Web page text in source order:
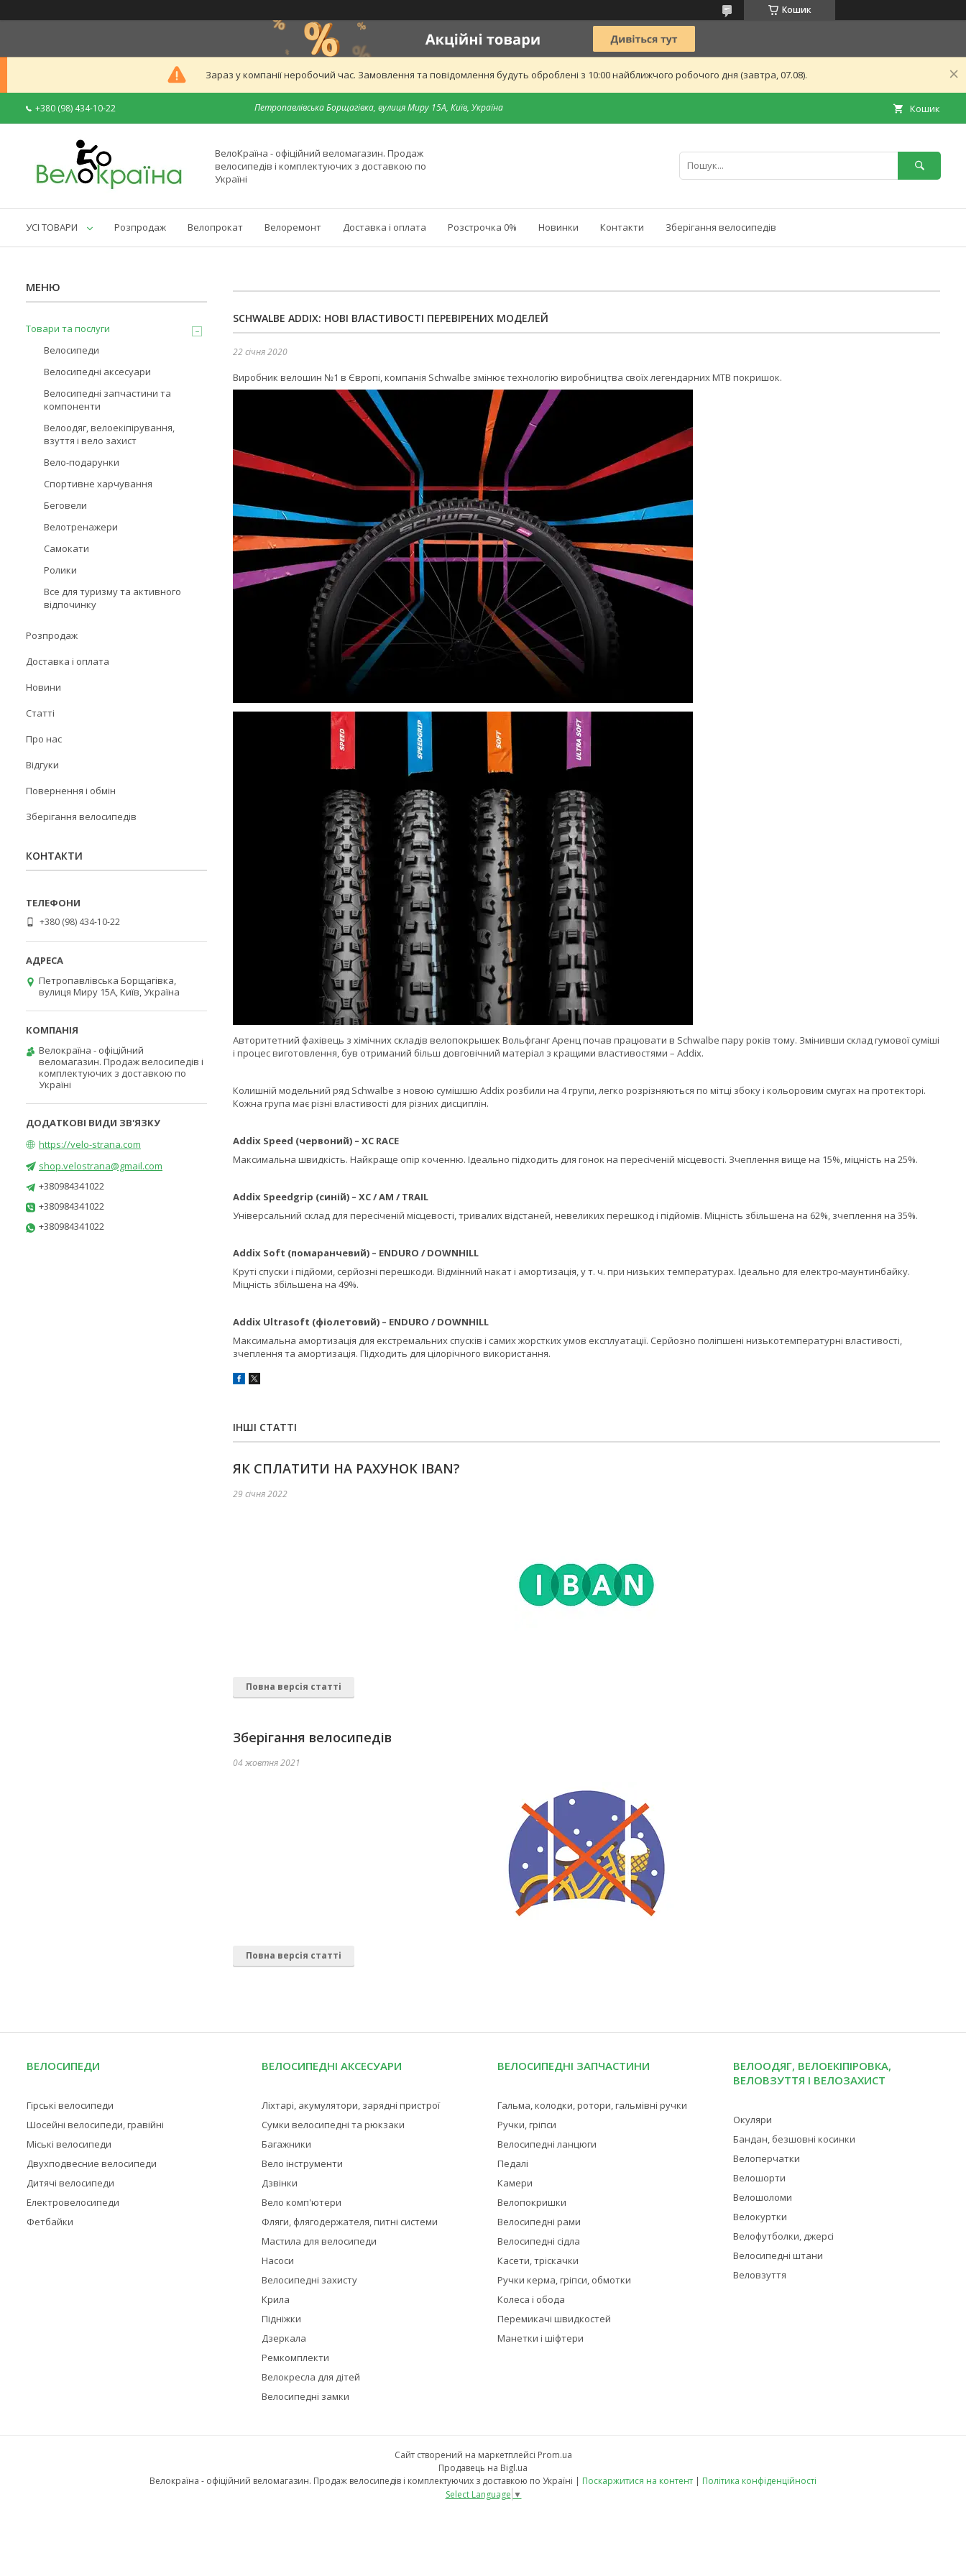
Кошик
Зараз у компанії неробочий час. Замовлення та повідомлення будуть оброблені з 10:00 найближчого робочого дня (завтра, 07.08).
+380 (98) 434-10-22 Петропавлівська Борщагівка, вулиця Миру 15А, Київ, Україна Кошик
ВелоКраїна - офіційний веломагазин. Продаж
велосипедів і комплектуючих з доставкою по
Україні
УСІ ТОВАРИ Розпродаж Велопрокат Велоремонт Доставка і оплата Розстрочка 0% Новинки Контакти Зберігання велосипедів
SCHWALBE ADDIX: НОВІ ВЛАСТИВОСТІ ПЕРЕВІРЕНИХ МОДЕЛЕЙ
22 січня 2020
Виробник велошин №1 в Європі, компанія Schwalbe змінює технологію виробництва своїх легендарних MTB покришок.
Авторитетний фахівець з хімічних складів велопокрышек Вольфганг Аренц почав працювати в Schwalbe пару років тому. Змінивши склад гумової суміші
і процес виготовлення, був отриманий більш довговічний матеріал з кращими властивостями – Addix.
Колишній модельний ряд Schwalbe з новою сумішшю Addix розбили на 4 групи, легко розрізняються по мітці збоку і кольоровим смугах на протекторі.
Кожна група має різні властивості для різних дисциплін.
Addix Speed (червоний) – XC RACE
Максимальна швидкість. Найкраще опір коченню. Ідеально підходить для гонок на пересіченій місцевості. Зчеплення вище на 15%, міцність на 25%.
Addix Speedgrip (синій) – XC / AM / TRAIL
Універсальний склад для пересіченій місцевості, тривалих відстаней, невеликих перешкод і підйомів. Міцність збільшена на 62%, зчеплення на 35%.
Addix Soft (помаранчевий) – ENDURO / DOWNHILL
Круті спуски і підйоми, серйозні перешкоди. Відмінний накат і амортизація, у т. ч. при низьких температурах. Ідеально для електро-маунтинбайку.
Міцність збільшена на 49%.
Addix Ultrasoft (фіолетовий) – ENDURO / DOWNHILL
Максимальна амортизація для екстремальних спусків і самих жорстких умов експлуатації. Серйозно поліпшені низькотемпературні властивості,
зчеплення та амортизація. Підходить для цілорічного використання.
ІНШІ СТАТТІ
ЯК СПЛАТИТИ НА РАХУНОК IBAN?
29 січня 2022
Повна версія статті
Зберігання велосипедів
04 жовтня 2021
Повна версія статті
Товари та послуги
Велосипеди
Велосипедні аксесуари
Велосипедні запчастини та
компоненти
Велоодяг, велоекіпірування,
взуття і вело захист
Вело-подарунки
Спортивне харчування
Беговели
Велотренажери
Самокати
Ролики
Все для туризму та активного
відпочинку
Розпродаж
Доставка і оплата
Новини
Статті
Про нас
Відгуки
Повернення і обмін
Зберігання велосипедів
КОНТАКТИ
+380 (98) 434-10-22
Петропавлівська Борщагівка,
вулиця Миру 15А, Київ, Україна
Велокраїна - офіційний
веломагазин. Продаж велосипедів і
комплектуючих з доставкою по
Україні
https://velo-strana.com
shop.velostrana@gmail.com
+380984341022
+380984341022
+380984341022
ВЕЛОСИПЕДИ
Гірські велосипеди
Шосейні велосипеди, гравійні
Міські велосипеди
Двухподвесние велосипеди
Дитячі велосипеди
Електровелосипеди
Фетбайки
ВЕЛОСИПЕДНІ АКСЕСУАРИ
Ліхтарі, акумулятори, зарядні пристрої
Сумки велосипедні та рюкзаки
Багажники
Вело інструменти
Дзвінки
Вело комп'ютери
Фляги, флягодержателя, питні системи
Мастила для велосипеди
Насоси
Велосипедні захисту
Крила
Підніжки
Дзеркала
Ремкомплекти
Велокресла для дітей
Велосипедні замки
ВЕЛОСИПЕДНІ ЗАПЧАСТИНИ
Гальма, колодки, ротори, гальмівні ручки
Ручки, гріпси
Велосипедні ланцюги
Педалі
Камери
Велопокришки
Велосипедні рами
Велосипедні сідла
Касети, тріскачки
Ручки керма, гріпси, обмотки
Колеса і обода
Перемикачі швидкостей
Манетки і шіфтери
ВЕЛООДЯГ, ВЕЛОЕКІПІРОВКА,
ВЕЛОВЗУТТЯ І ВЕЛОЗАХИСТ
Окуляри
Бандан, безшовні косинки
Велоперчатки
Велошорти
Велошоломи
Велокуртки
Велофутболки, джерсі
Велосипедні штани
Веловзуття
Сайт створений на маркетплейсі Prom.ua
Продавець на Bigl.ua
Велокраїна - офіційний веломагазин. Продаж велосипедів і комплектуючих з доставкою по Україні | Поскаржитися на контент | Політика конфіденційності
Select Language ▼